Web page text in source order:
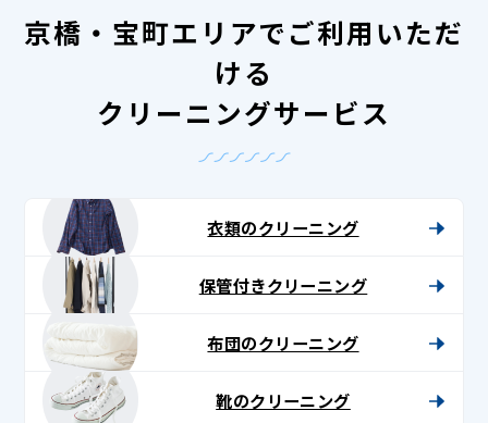
京橋・宝町エリアでご利用いただ
ける
クリーニングサービス
衣類のクリーニング
保管付きクリーニング
布団のクリーニング
靴のクリーニング